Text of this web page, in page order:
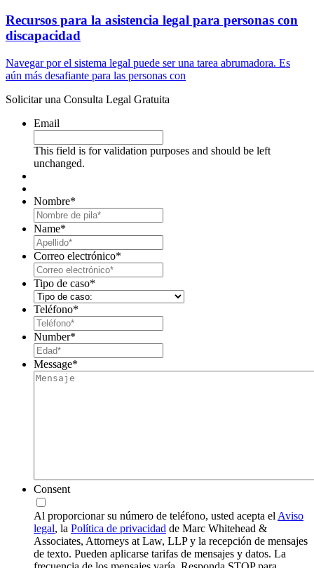
Recursos para la asistencia legal para personas con
discapacidad
Navegar por el sistema legal puede ser una tarea abrumadora. Es
aún más desafiante para las personas con
Solicitar una Consulta Legal Gratuita
Email
This field is for validation purposes and should be left
unchanged.
Nombre*
Name*
Correo electrónico*
Tipo de caso*
Teléfono*
Number*
Message*
Consent
Al proporcionar su número de teléfono, usted acepta el Aviso
legal, la Política de privacidad de Marc Whitehead &
Associates, Attorneys at Law, LLP y la recepción de mensajes
de texto. Pueden aplicarse tarifas de mensajes y datos. La